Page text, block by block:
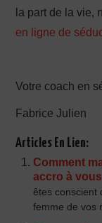
la part de la vie,
en ligne de
Votre coach en
Fabrice Julien
Articles En Lien:
Comment
accro à
êtes conscient
femme de vos